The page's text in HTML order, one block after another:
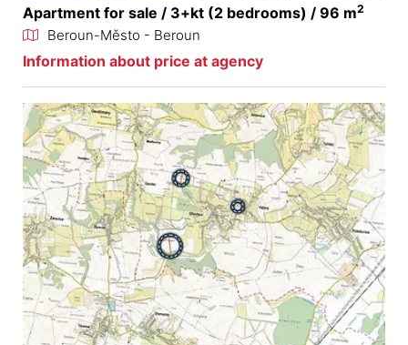
Apartment for sale / 3+kt (2 bedrooms) / 96 m2
Beroun-Město - Beroun
Information about price at agency